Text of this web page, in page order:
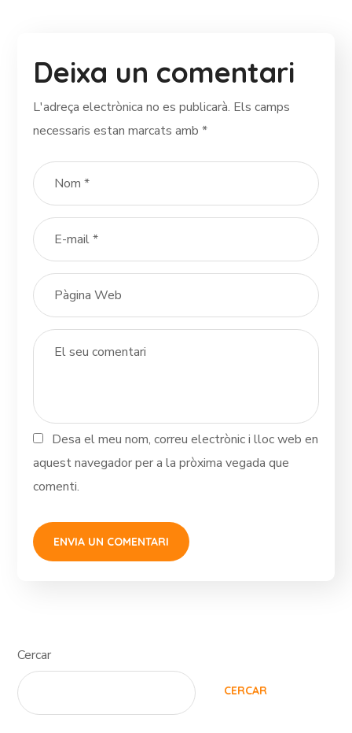
Deixa un comentari
L'adreça electrònica no es publicarà. Els camps
necessaris estan marcats amb*
Desa el meu nom, correu electrònic i lloc web en
aquest navegador per a la pròxima vegada que
comenti.
Cercar
CERCAR